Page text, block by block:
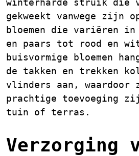
winterharde struik die
gekweekt vanwege zijn
bloemen die variëren
en paars tot rood en
buisvormige bloemen
de takken en trekken
vlinders aan, waardoor
prachtige toevoeging
tuin of terras.
Verzorging